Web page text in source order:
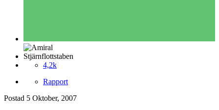
Stjärnflottstaben
4,2k
Rapport
Postad 5 Oktober, 2007